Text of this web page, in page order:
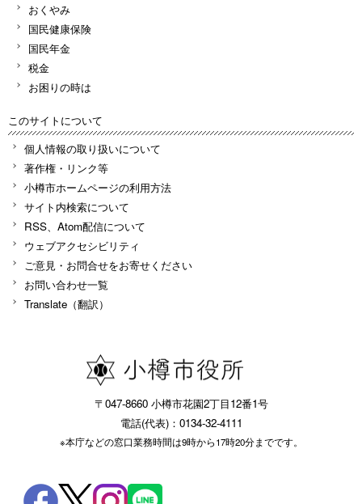
おくやみ
国民健康保険
国民年金
税金
お困りの時は
このサイトについて
個人情報の取り扱いについて
著作権・リンク等
小樽市ホームページの利用方法
サイト内検索について
RSS、Atom配信について
ウェブアクセシビリティ
ご意見・お問合せをお寄せください
お問い合わせ一覧
Translate（翻訳）
〒047-8660 小樽市花園2丁目12番1号
電話(代表)：0134-32-4111
※本庁などの窓口業務時間は9時から17時20分までです。